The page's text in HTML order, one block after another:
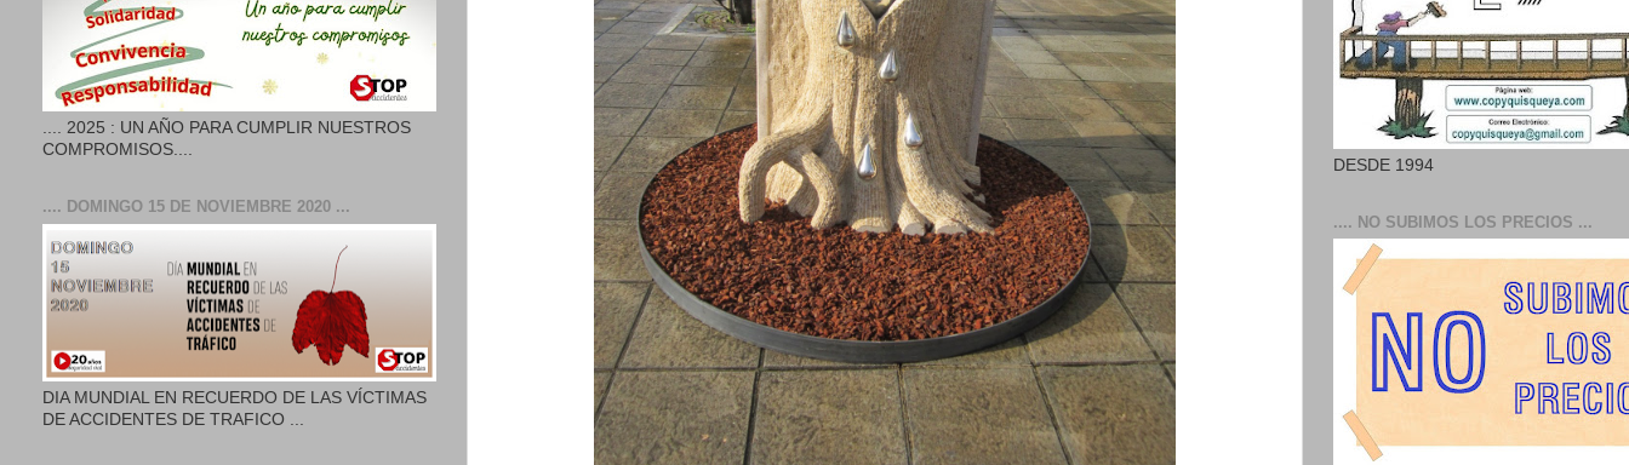
.... 2025 : UN AÑO PARA CUMPLIR NUESTROS
COMPROMISOS....
.... DOMINGO 15 DE NOVIEMBRE 2020 ...
DIA MUNDIAL EN RECUERDO DE LAS VÍCTIMAS
DE ACCIDENTES DE TRAFICO ...
DESDE 1994
.... NO SUBIMOS LOS PRECIOS ...